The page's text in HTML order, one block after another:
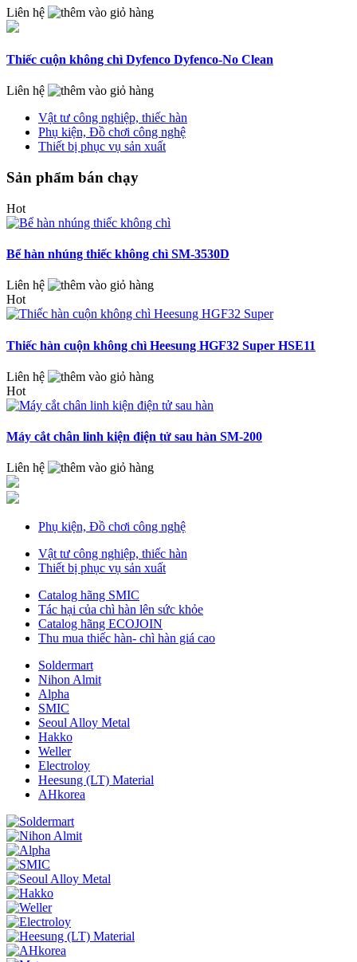
Liên hệ
Thiếc cuộn không chì Dyfenco Dyfenco-No Clean
Liên hệ
Vật tư công nghiệp, thiếc hàn
Phụ kiện, Đồ chơi công nghệ
Thiết bị phục vụ sản xuất
Sản phẩm bán chạy
Hot
Bể hàn nhúng thiếc không chì SM-3530D
Liên hệ
Hot
Thiếc hàn cuộn không chì Heesung HGF32 Super HSE11
Liên hệ
Hot
Máy cắt chân linh kiện điện tử sau hàn SM-200
Liên hệ
Phụ kiện, Đồ chơi công nghệ
Vật tư công nghiệp, thiếc hàn
Thiết bị phục vụ sản xuất
Catalog hãng SMIC
Tác hại của chì hàn lên sức khỏe
Catalog hãng ECOJOIN
Thu mua thiếc hàn- chì hàn giá cao
Soldermart
Nihon Almit
Alpha
SMIC
Seoul Alloy Metal
Hakko
Weller
Electroloy
Heesung (LT) Material
AHkorea